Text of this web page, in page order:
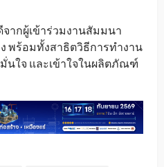
ากผู้เข้าร่วมงานสัมมนา
พร้อมทั้งสาธิตวิธีการทำงาน
นใจ และเข้าใจในผลิตภัณฑ์